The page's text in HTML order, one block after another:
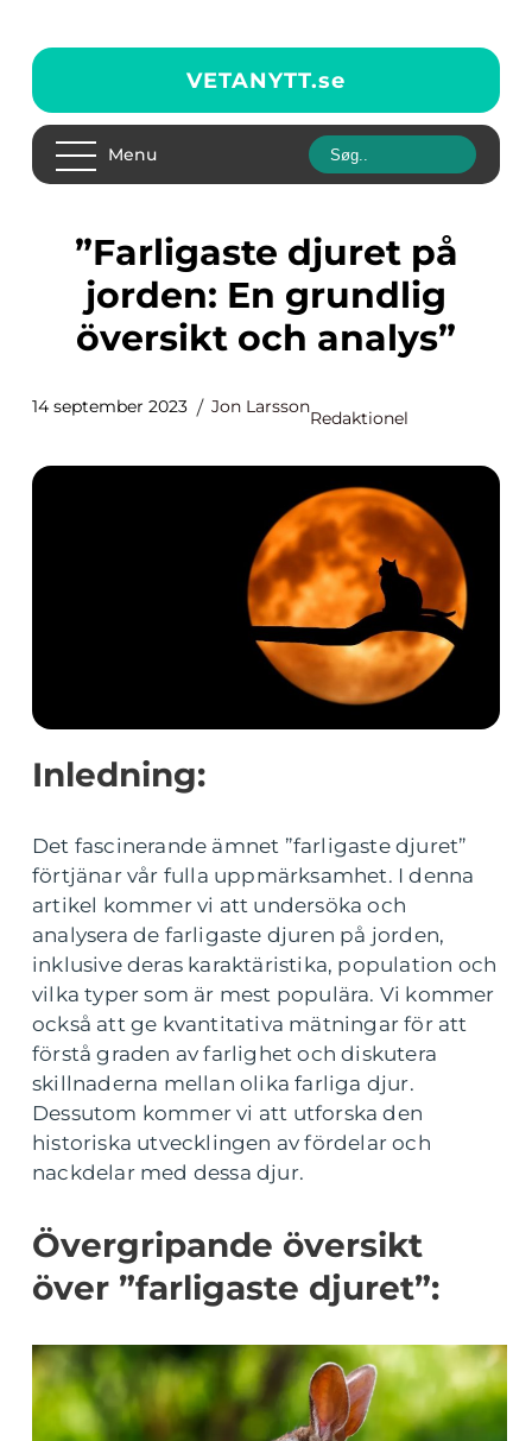
VETANYTT.se
Menu
”Farligaste djuret på
jorden: En grundlig
översikt och analys”
14 september 2023 Jon Larsson
Redaktionel
Inledning:
Det fascinerande ämnet ”farligaste djuret”
förtjänar vår fulla uppmärksamhet. I denna
artikel kommer vi att undersöka och
analysera de farligaste djuren på jorden,
inklusive deras karaktäristika, population och
vilka typer som är mest populära. Vi kommer
också att ge kvantitativa mätningar för att
förstå graden av farlighet och diskutera
skillnaderna mellan olika farliga djur.
Dessutom kommer vi att utforska den
historiska utvecklingen av fördelar och
nackdelar med dessa djur.
Övergripande översikt
över ”farligaste djuret”: